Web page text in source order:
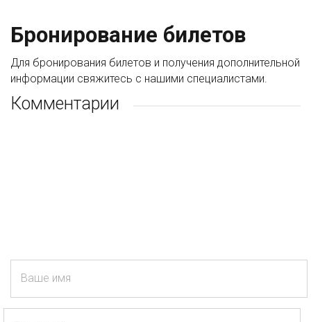
Бронирование билетов
Для бронирования билетов и получения дополнительной
информации свяжитесь с нашими специалистами.
Комментарии
Ваше имя